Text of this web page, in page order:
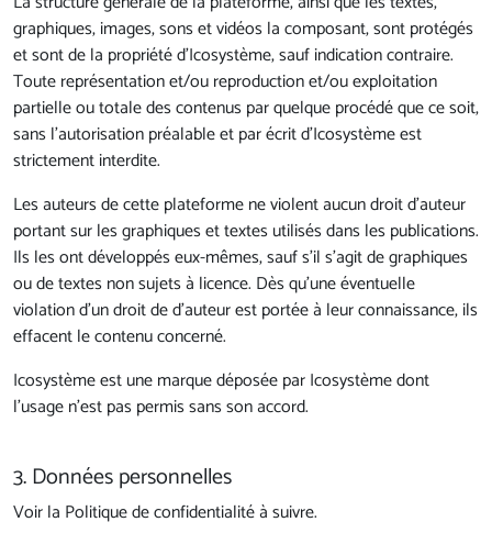
graphiques, images, sons et vidéos la composant, sont protégés
et sont de la propriété d’Icosystème, sauf indication contraire.
Toute représentation et/ou reproduction et/ou exploitation
partielle ou totale des contenus par quelque procédé que ce soit,
sans l'autorisation préalable et par écrit d’Icosystème est
strictement interdite.
Les auteurs de cette plateforme ne violent aucun droit d’auteur
portant sur les graphiques et textes utilisés dans les publications.
Ils les ont développés eux-mêmes, sauf s’il s’agit de graphiques
ou de textes non sujets à licence. Dès qu’une éventuelle
violation d’un droit de d’auteur est portée à leur connaissance, ils
effacent le contenu concerné.
Icosystème est une marque déposée par Icosystème dont
l'usage n'est pas permis sans son accord.
3. Données personnelles
Voir la Politique de confidentialité à suivre.